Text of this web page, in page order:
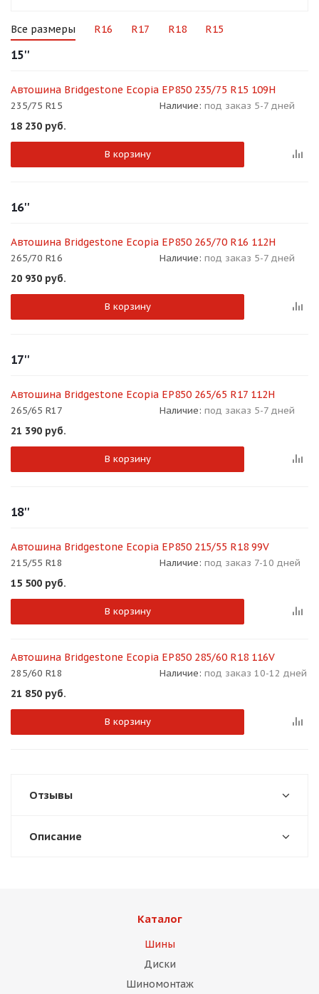
Все размеры R16 R17 R18 R15
15''
Автошина Bridgestone Ecopia EP850 235/75 R15 109H
235/75 R15 Наличие: под заказ 5-7 дней
18 230 руб.
В корзину
16''
Автошина Bridgestone Ecopia EP850 265/70 R16 112H
265/70 R16 Наличие: под заказ 5-7 дней
20 930 руб.
В корзину
17''
Автошина Bridgestone Ecopia EP850 265/65 R17 112H
265/65 R17 Наличие: под заказ 5-7 дней
21 390 руб.
В корзину
18''
Автошина Bridgestone Ecopia EP850 215/55 R18 99V
215/55 R18 Наличие: под заказ 7-10 дней
15 500 руб.
В корзину
Автошина Bridgestone Ecopia EP850 285/60 R18 116V
285/60 R18 Наличие: под заказ 10-12 дней
21 850 руб.
В корзину
Отзывы
Описание
Каталог
Шины
Диски
Шиномонтаж
раз в 2
недели
plait.ru